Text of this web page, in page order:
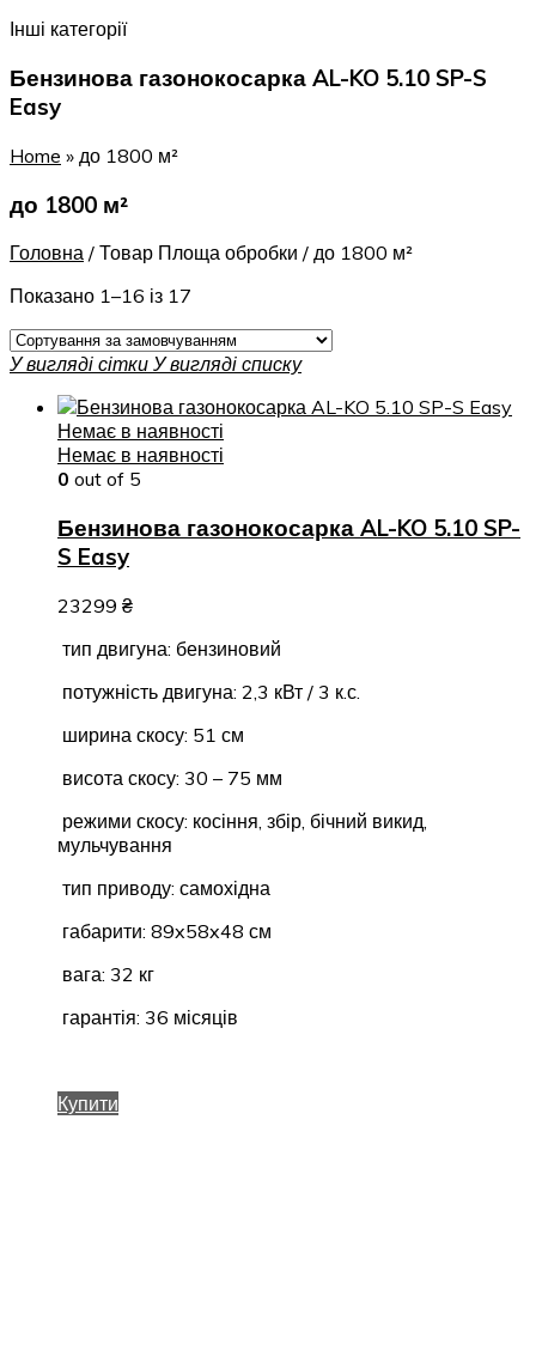
Інші категорії
Бензинова газонокосарка AL-KO 5.10 SP-S
Easy
Home » до 1800 м²
до 1800 м²
Головна / Товар Площа обробки / до 1800 м²
Показано 1–16 із 17
У вигляді сітки У вигляді списку
Немає в наявності
Немає в наявності
0 out of 5
Бензинова газонокосарка AL-KO 5.10 SP-
S Easy
23299 ₴
тип двигуна: бензиновий
потужність двигуна: 2,3 кВт / 3 к.с.
ширина скосу: 51 см
висота скосу: 30 – 75 мм
режими скосу: косіння, збір, бічний викид,
мульчування
тип приводу: самохідна
габарити: 89x58x48 см
вага: 32 кг
гарантія: 36 місяців
Купити